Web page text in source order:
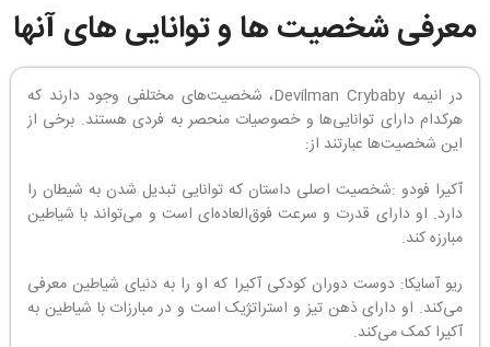
معرفی شخصیت ها و توانایی های آنها
در انیمه Devilman Crybaby، شخصیت‌های مختلفی وجود دارند که
هرکدام دارای توانایی‌ها و خصوصیات منحصر به فردی هستند. برخی از
این شخصیت‌ها عبارتند از:
آکیرا فودو :شخصیت اصلی داستان که توانایی تبدیل شدن به شیطان را
دارد. او دارای قدرت و سرعت فوق‌العاده‌ای است و می‌تواند با شیاطین
مبارزه کند.
ریو آسایکا: دوست دوران کودکی آکیرا که او را به دنیای شیاطین معرفی
می‌کند. او دارای ذهن تیز و استراتژیک است و در مبارزات با شیاطین به
آکیرا کمک می‌کند.